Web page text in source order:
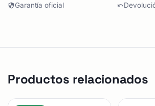
Garantía oficial
Productos relacionados